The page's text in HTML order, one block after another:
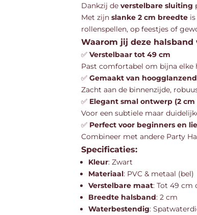
Dankzij de verstelbare sluiting
Met zijn slanke 2 cm breedteis
rollenspellen, op feestjes of
Waarom jij deze
✅ Verstelbaar tot 49 cm
Past comfortabel om bijna elke
✅ Gemaakt van hoogglanzend
Zacht aan de binnenzijde,
✅ Elegant smal ontwerp (2 cm
Voor een subtiele maar
✅ Perfect voor beginners en
Combineer met andere Party
Specificaties:
Kleur: Zwart
Materiaal: PVC & metaal (bel)
Verstelbare maat: Tot 49 cm
Breedte halsband: 2 cm
Waterbestendig: